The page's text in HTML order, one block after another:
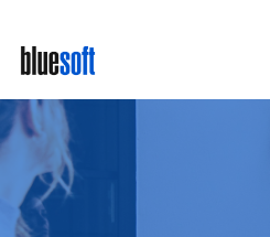
main
content